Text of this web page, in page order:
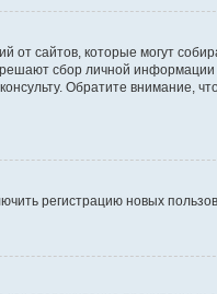
от сайтов, которые могут
сбор личной
Обратите внимание,
регистрацию новых